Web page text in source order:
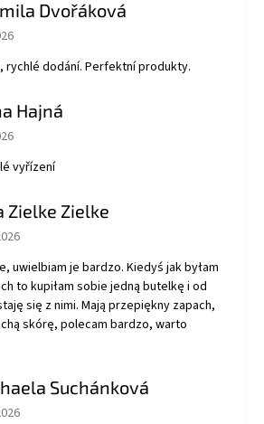
Dvořáková
obchodu je 5 z 5 hviezdičiek.
rychlé dodání. Perfektní produkty.
Hajná
obchodu je 5 z 5 hviezdičiek.
vyřízení
Zielke Zielke
obchodu je 5 z 5 hviezdičiek.
uwielbiam je bardzo. Kiedyś jak byłam
to kupiłam sobie jedną butelkę i od
się z nimi. Mają przepiękny zapach,
skórę, polecam bardzo, warto
Suchánková
obchodu je 5 z 5 hviezdičiek.